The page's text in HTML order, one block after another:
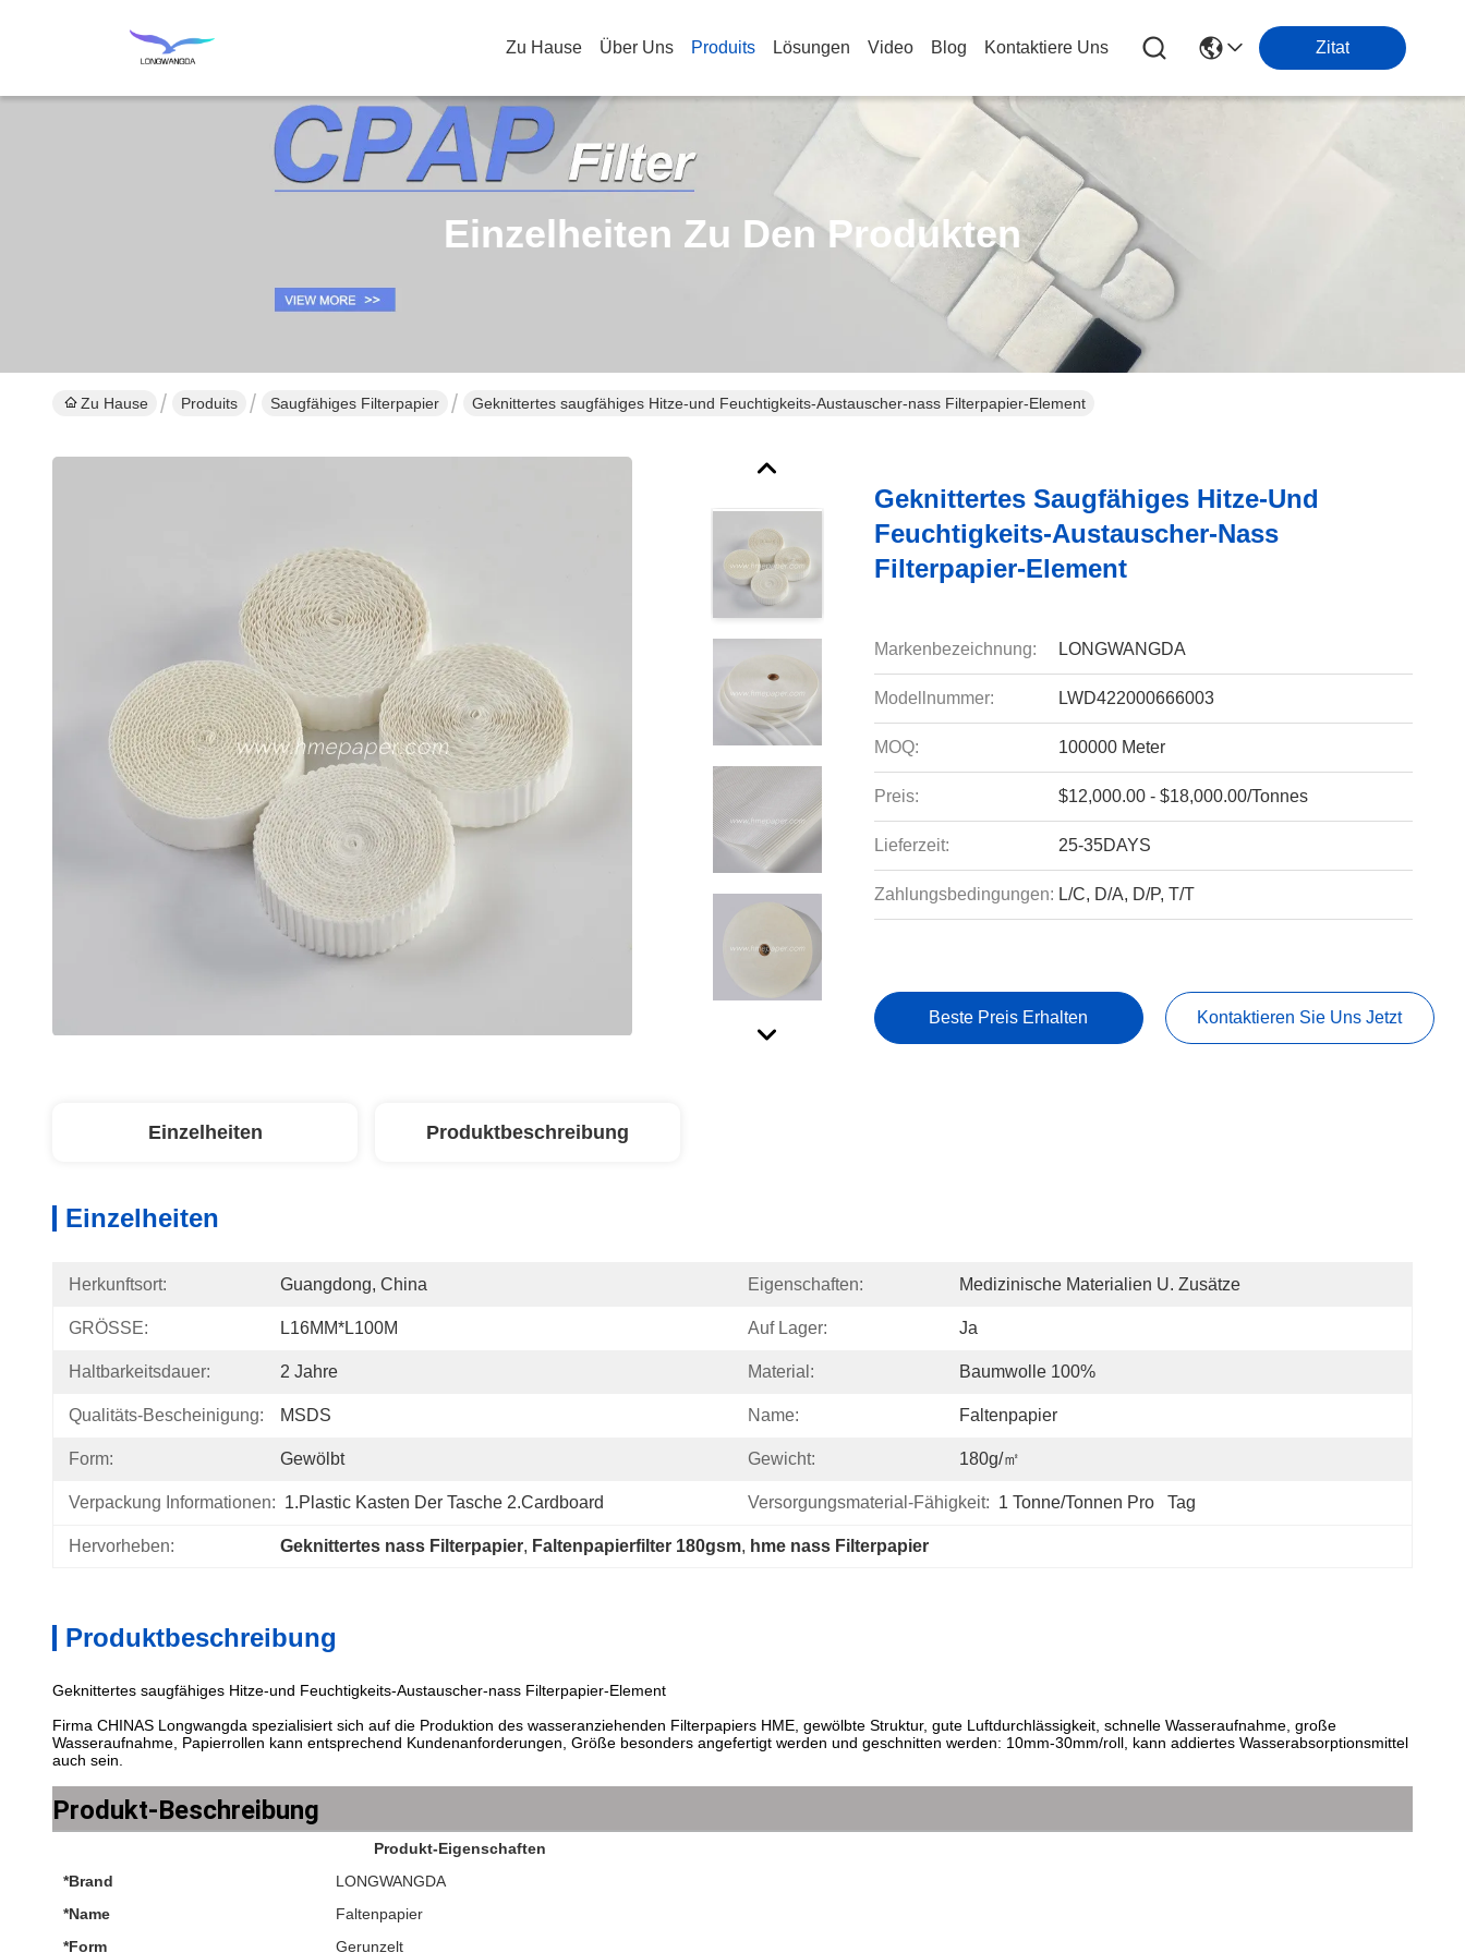
Zu Hause Über Uns Produits Lösungen Video Blog Kontaktiere Uns Zitat
Einzelheiten Zu Den Produkten
Zu Hause Produits Saugfähiges Filterpapier Geknittertes saugfähiges Hitze-und Feuchtigkeits-Austauscher-nass Filterpapier-Element
Geknittertes Saugfähiges Hitze-Und
Feuchtigkeits-Austauscher-Nass
Filterpapier-Element
Markenbezeichnung: LONGWANGDA
Modellnummer: LWD422000666003
MOQ: 100000 Meter
Preis: $12,000.00 - $18,000.00/Tonnes
Lieferzeit: 25-35DAYS
Zahlungsbedingungen: L/C, D/A, D/P, T/T
Beste Preis Erhalten Kontaktieren Sie Uns Jetzt
Einzelheiten Produktbeschreibung
Einzelheiten
Herkunftsort: Guangdong, China Eigenschaften: Medizinische Materialien U. Zusätze
GRÖSSE: L16MM*L100M Auf Lager: Ja
Haltbarkeitsdauer: 2 Jahre Material: Baumwolle 100%
Qualitäts-Bescheinigung: MSDS Name: Faltenpapier
Form: Gewölbt Gewicht: 180g/㎡
Verpackung Informationen: 1.Plastic Kasten Der Tasche 2.Cardboard Versorgungsmaterial-Fähigkeit: 1 Tonne/Tonnen Pro   Tag
Hervorheben: Geknittertes nass Filterpapier, Faltenpapierfilter 180gsm, hme nass Filterpapier
Produktbeschreibung
Geknittertes saugfähiges Hitze-und Feuchtigkeits-Austauscher-nass Filterpapier-Element
Firma CHINAS Longwangda spezialisiert sich auf die Produktion des wasseranziehenden Filterpapiers HME, gewölbte Struktur, gute Luftdurchlässigkeit, schnelle Wasseraufnahme, große
Wasseraufnahme, Papierrollen kann entsprechend Kundenanforderungen, Größe besonders angefertigt werden und geschnitten werden: 10mm-30mm/roll, kann addiertes Wasserabsorptionsmittel
auch sein.
Produkt-Beschreibung
Produkt-Eigenschaften
*Brand
LONGWANGDA
*Name
Faltenpapier
*Form
Gerunzelt